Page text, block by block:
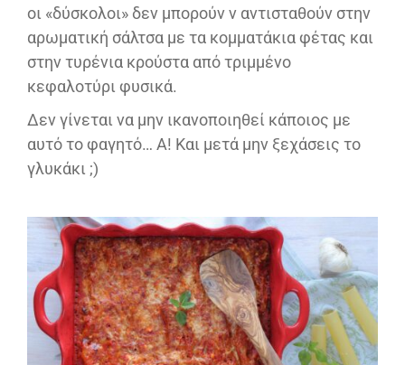
οι «δύσκολοι» δεν μπορούν ν αντισταθούν στην
αρωματική σάλτσα με τα κομματάκια φέτας και
στην τυρένια κρούστα από τριμμένο
κεφαλοτύρι φυσικά.
Δεν γίνεται να μην ικανοποιηθεί κάποιος με
αυτό το φαγητό… Α! Και μετά μην ξεχάσεις το
γλυκάκι ;)